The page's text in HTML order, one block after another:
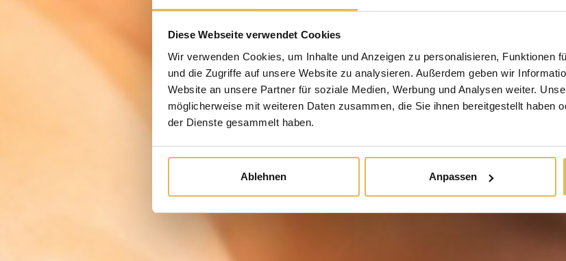
Diese Webseite verwendet Cookies
Wir verwenden Cookies, um Inhalte und Anzeigen zu personalisieren, Funktionen
und die Zugriffe auf unsere Website zu analysieren. Außerdem geben wir
Website an unsere Partner für soziale Medien, Werbung und Analysen weiter.
möglicherweise mit weiteren Daten zusammen, die Sie ihnen bereitgestellt haben
der Dienste gesammelt haben.
Ablehnen Anpassen